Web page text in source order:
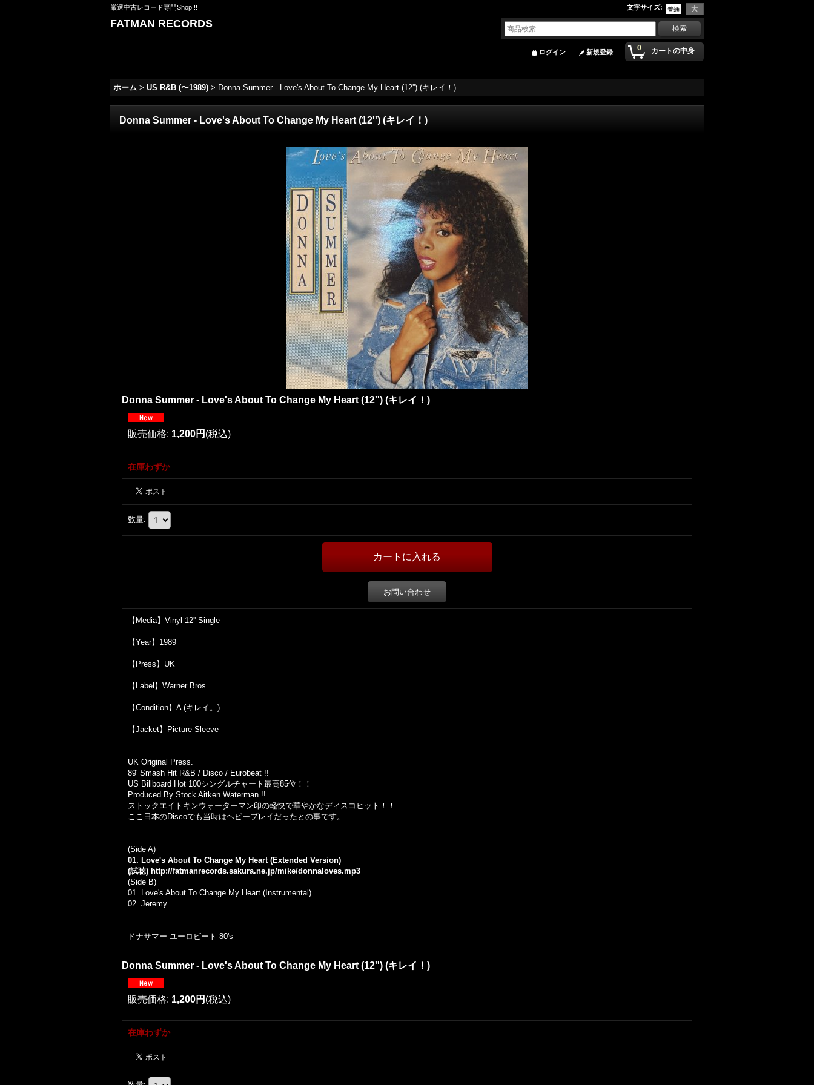
厳選中古レコード専門Shop !! 文字サイズ:
FATMAN RECORDS
0 カートの中身
ログイン 新規登録
ホーム > US R&B (〜1989) > Donna Summer - Love's About To Change My Heart (12'') (キレイ！)
Donna Summer - Love's About To Change My Heart (12'') (キレイ！)
Donna Summer - Love's About To Change My Heart (12'') (キレイ！)
販売価格: 1,200円 (税込)
在庫わずか
数量:
お問い合わせ
【Media】Vinyl 12'' Single
【Year】1989
【Press】UK
【Label】Warner Bros.
【Condition】A (キレイ。)
【Jacket】Picture Sleeve
UK Original Press.
89' Smash Hit R&B / Disco / Eurobeat !!
US Billboard Hot 100シングルチャート最高85位！！
Produced By Stock Aitken Waterman !!
ストックエイトキンウォーターマン印の軽快で華やかなディスコヒット！！
ここ日本のDiscoでも当時はヘビープレイだったとの事です。
(Side A)
01. Love's About To Change My Heart (Extended Version)
(試聴) http://fatmanrecords.sakura.ne.jp/mike/donnaloves.mp3
(Side B)
01. Love's About To Change My Heart (Instrumental)
02. Jeremy
ドナサマー ユーロビート 80's
Donna Summer - Love's About To Change My Heart (12'') (キレイ！)
販売価格: 1,200円 (税込)
在庫わずか